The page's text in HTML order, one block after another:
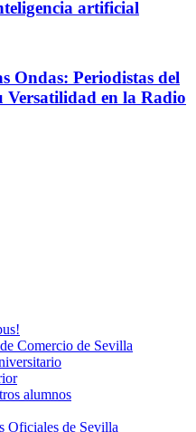
artificial
Ondas: Periodistas del
Versatilidad en la Radio
Comercio de Sevilla
alumnos
Oficiales de Sevilla